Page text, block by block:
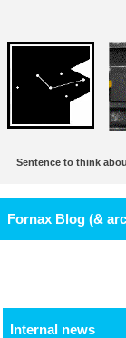
Sentence to think
Fornax Blog (&
Internal news